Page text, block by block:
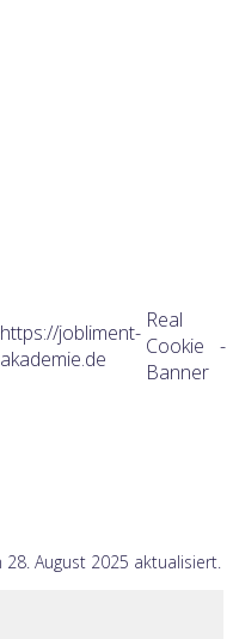
https://jobliment-
akademie.de
Real
Cookie
Banner
-
August 2025 aktualisiert.